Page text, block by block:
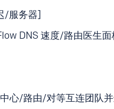
/服务器]
DNS 速度/路由医生面
心/路由/对等互连团队并